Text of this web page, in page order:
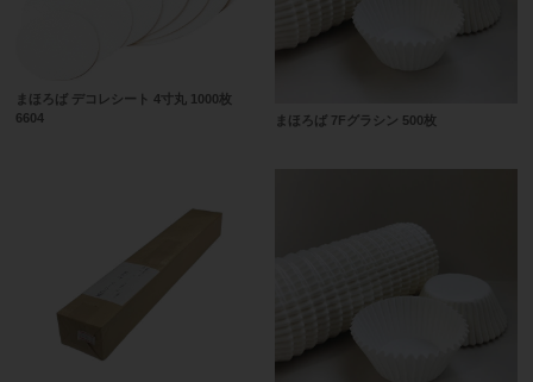
まほろば デコレシート 4寸丸 1000枚
6604
まほろば 7Fグラシン 500枚